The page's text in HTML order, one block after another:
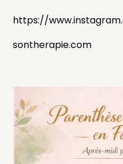
https://
sontherapie.com